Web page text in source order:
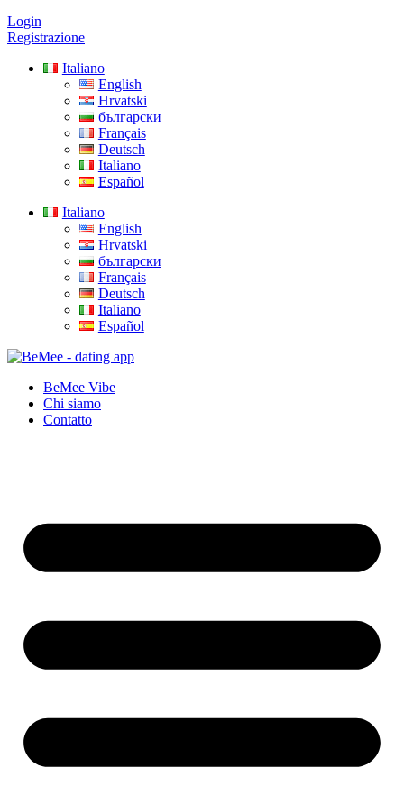
Login
Registrazione
Italiano
English
Hrvatski
български
Français
Deutsch
Italiano
Español
Italiano
English
Hrvatski
български
Français
Deutsch
Italiano
Español
BeMee Vibe
Chi siamo
Contatto